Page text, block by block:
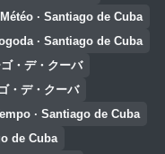
Météo · Santiago de Cuba
· Santiago de Cuba
・デ・クーバ
・デ・クーバ
· Santiago de Cuba
de Cuba